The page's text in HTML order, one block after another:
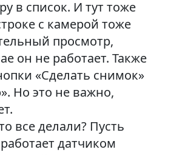
в список. И тут тоже
с камерой тоже
просмотр,
он не работает. Также
«Сделать снимок»
Но это не важно,
все делали? Пусть
датчиком